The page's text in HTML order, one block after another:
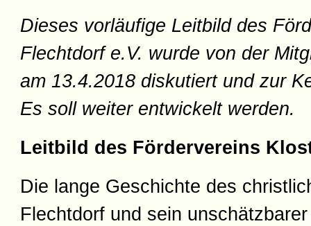
Dieses vorläufige Leitbild des
Flechtdorf e.V. wurde von der
am 13.4.2018 diskutiert und zur
Es soll weiter entwickelt werden.
Leitbild des Fördervereins
Die lange Geschichte des
Flechtdorf und sein